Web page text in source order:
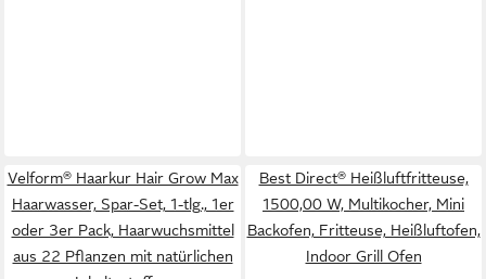
Velform® Haarkur Hair Grow Max
Haarwasser, Spar-Set, 1-tlg., 1er
oder 3er Pack, Haarwuchsmittel
aus 22 Pflanzen mit natürlichen
Best Direct® Heißluftfritteuse,
1500,00 W, Multikocher, Mini
Backofen, Fritteuse, Heißluftofen,
Indoor Grill Ofen